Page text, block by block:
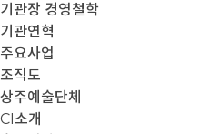
기관장 경영철학
기관연혁
주요사업
조직도
상주예술단체
CI소개